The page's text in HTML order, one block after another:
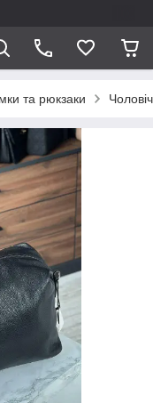
та рюкзаки